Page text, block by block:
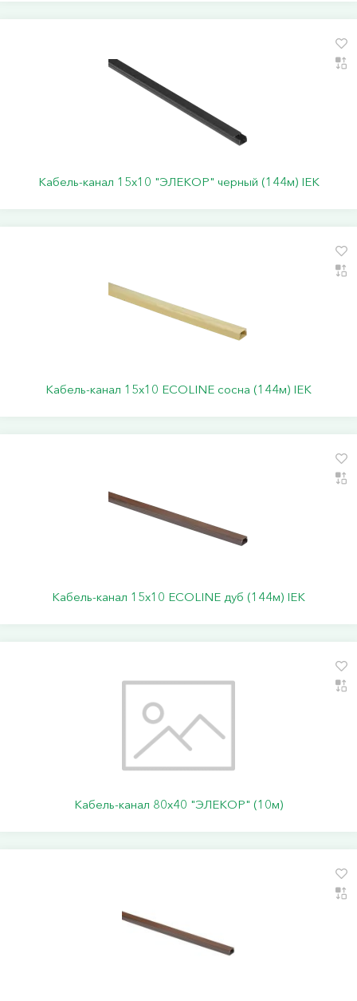
Кабель-канал 15х10 "ЭЛЕКОР" черный (144м) IEK
Кабель-канал 15х10 ECOLINE сосна (144м) IEK
Кабель-канал 15х10 ECOLINE дуб (144м) IEK
Кабель-канал 80х40 "ЭЛЕКОР" (10м)